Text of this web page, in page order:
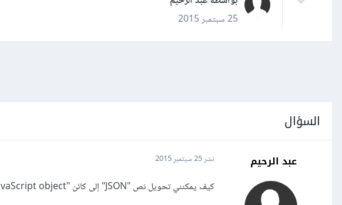
25 سبتمبر 2015
السؤال
عبد الرحيم نشر25 سبتمبر 2015
كيف يمكنني تحويل نص "JSON" إلى كائن "JavaScript object" ؟ وما هي المتصفّحات التي تدعم ذلك؟